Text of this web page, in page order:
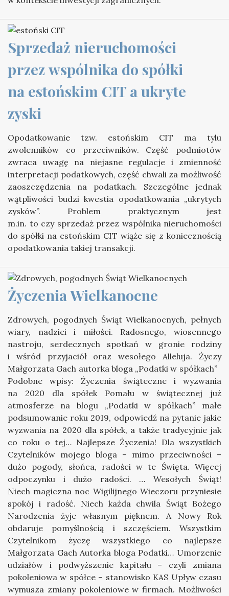
Sprzedaż nieruchomości
przez wspólnika do spółki
na estońskim CIT a ukryte
zyski
Opodatkowanie tzw. estońskim CIT ma tylu
zwolenników co przeciwników. Część podmiotów
zwraca uwagę na niejasne regulacje i zmienność
interpretacji podatkowych, część chwali za możliwość
zaoszczędzenia na podatkach. Szczególne jednak
wątpliwości budzi kwestia opodatkowania „ukrytych
zysków”. Problem praktycznym jest
m.in. to czy sprzedaż przez wspólnika nieruchomości
do spółki na estońskim CIT wiąże się z koniecznością
opodatkowania takiej transakcji.
Życzenia Wielkanocne
Zdrowych, pogodnych Świąt Wielkanocnych, pełnych
wiary, nadziei i miłości. Radosnego, wiosennego
nastroju, serdecznych spotkań w gronie rodziny
i wśród przyjaciół oraz wesołego Alleluja. Życzy
Małgorzata Gach autorka bloga „Podatki w spółkach”
Podobne wpisy: Życzenia świąteczne i wyzwania
na 2020 dla spółek Pomału w świątecznej już
atmosferze na blogu „Podatki w spółkach” małe
podsumowanie roku 2019, odpowiedź na pytanie jakie
wyzwania na 2020 dla spółek, a także tradycyjnie jak
co roku o tej… Najlepsze Życzenia! Dla wszystkich
Czytelników mojego bloga – mimo przeciwności –
dużo pogody, słońca, radości w te Święta. Więcej
odpoczynku i dużo radości. … Wesołych Świąt!
Niech magiczna noc Wigilijnego Wieczoru przyniesie
spokój i radość. Niech każda chwila Świąt Bożego
Narodzenia żyje własnym pięknem. A Nowy Rok
obdaruje pomyślnością i szczęściem. Wszystkim
Czytelnikom życzę wszystkiego co najlepsze
Małgorzata Gach Autorka bloga Podatki… Umorzenie
udziałów i podwyższenie kapitału – czyli zmiana
pokoleniowa w spółce – stanowisko KAS Upływ czasu
wymusza zmiany pokoleniowe w firmach. Możliwości